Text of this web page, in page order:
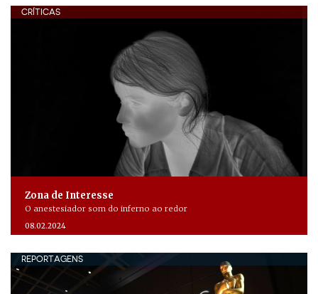
CRÍTICAS
Zona de Interesse
O anestesiador som do inferno ao redor
08.02.2024
REPORTAGENS